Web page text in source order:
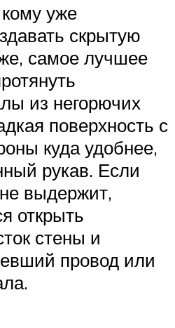
уже
скрытую
самое лучшее
из негорючих
поверхность с
куда удобнее,
рукав. Если
выдержит,
открыть
стены и
провод или